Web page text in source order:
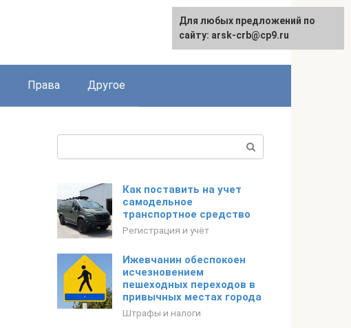
Права Другое
Как поставить на учет
самодельное
транспортное средство
Регистрация и учёт
Ижевчанин обеспокоен
исчезновением
пешеходных переходов в
привычных местах города
Штрафы и налоги
Для любых предложений по
сайту: arsk-crb@cp9.ru